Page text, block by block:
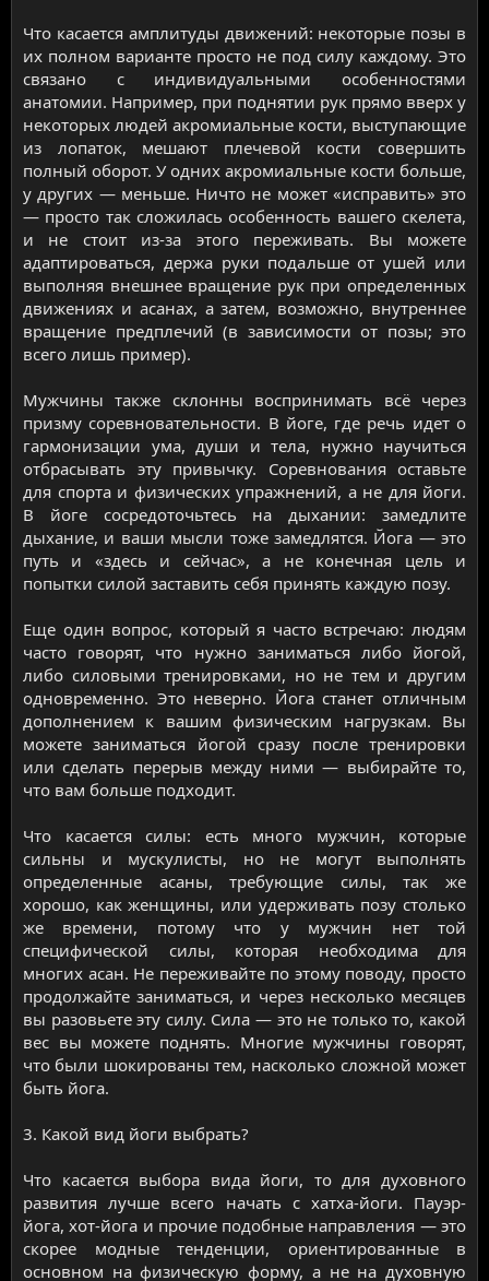
Что касается амплитуды движений: некоторые позы в
их полном варианте просто не под силу каждому. Это
связано с индивидуальными особенностями
анатомии. Например, при поднятии рук прямо вверх у
некоторых людей акромиальные кости, выступающие
из лопаток, мешают плечевой кости совершить
полный оборот. У одних акромиальные кости больше,
у других — меньше. Ничто не может «исправить» это
— просто так сложилась особенность вашего скелета,
и не стоит из-за этого переживать. Вы можете
адаптироваться, держа руки подальше от ушей или
выполняя внешнее вращение рук при определенных
движениях и асанах, а затем, возможно, внутреннее
вращение предплечий (в зависимости от позы; это
всего лишь пример).
Мужчины также склонны воспринимать всё через
призму соревновательности. В йоге, где речь идет о
гармонизации ума, души и тела, нужно научиться
отбрасывать эту привычку. Соревнования оставьте
для спорта и физических упражнений, а не для йоги.
В йоге сосредоточьтесь на дыхании: замедлите
дыхание, и ваши мысли тоже замедлятся. Йога — это
путь и «здесь и сейчас», а не конечная цель и
попытки силой заставить себя принять каждую позу.
Еще один вопрос, который я часто встречаю: людям
часто говорят, что нужно заниматься либо йогой,
либо силовыми тренировками, но не тем и другим
одновременно. Это неверно. Йога станет отличным
дополнением к вашим физическим нагрузкам. Вы
можете заниматься йогой сразу после тренировки
или сделать перерыв между ними — выбирайте то,
что вам больше подходит.
Что касается силы: есть много мужчин, которые
сильны и мускулисты, но не могут выполнять
определенные асаны, требующие силы, так же
хорошо, как женщины, или удерживать позу столько
же времени, потому что у мужчин нет той
специфической силы, которая необходима для
многих асан. Не переживайте по этому поводу, просто
продолжайте заниматься, и через несколько месяцев
вы разовьете эту силу. Сила — это не только то, какой
вес вы можете поднять. Многие мужчины говорят,
что были шокированы тем, насколько сложной может
быть йога.
3. Какой вид йоги выбрать?
Что касается выбора вида йоги, то для духовного
развития лучше всего начать с хатха-йоги. Пауэр-
йога, хот-йога и прочие подобные направления — это
скорее модные тенденции, ориентированные в
основном на физическую форму, а не на духовную